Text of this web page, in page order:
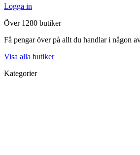
Logga in
Över 1280 butiker
Få pengar över på allt du handlar i någon
Visa alla butiker
Kategorier